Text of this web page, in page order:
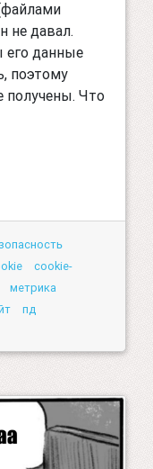
не давал.
его данные
поэтому
получены. Что
cookie-
метрика
пд